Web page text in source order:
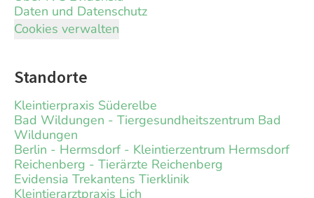
Daten und Datenschutz
Cookies verwalten
Standorte
Kleintierpraxis Süderelbe
Bad Wildungen - Tiergesundheitszentrum Bad
Wildungen
Berlin - Hermsdorf - Kleintierzentrum Hermsdorf
Reichenberg - Tierärzte Reichenberg
Evidensia Trekantens Tierklinik
Kleintierarztpraxis Lich